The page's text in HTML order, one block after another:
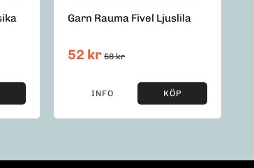
Garn Rauma Fivel Ljuslila
52 kr 58 kr
INFO KÖP